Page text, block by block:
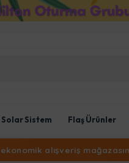
Solar Sistem Flaş Ürünler
alışveriş